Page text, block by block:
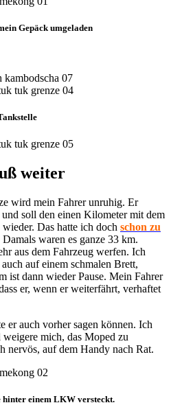
Gepäck umgeladen
weiter
wird mein Fahrer unruhig. Er
soll den einen Kilometer mit dem
Das hatte ich doch schon zu
waren es ganze 33 km.
aus dem Fahrzeug werfen. Ich
auf einem schmalen Brett,
ist dann wieder Pause. Mein Fahrer
er, wenn er weiterfährt, verhaftet
er auch vorher sagen können. Ich
mich, das Moped zu
nervös, auf dem Handy nach Rat.
einem LKW versteckt.